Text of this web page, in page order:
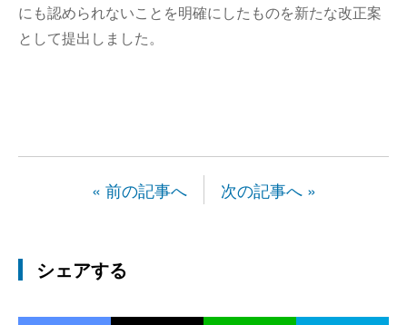
にも認められないことを明確にしたものを新たな改正案
として提出しました。
« 前の記事へ 次の記事へ »
シェアする